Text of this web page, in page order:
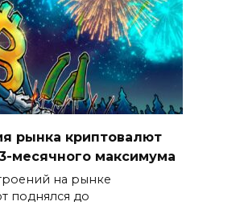
рынка криптовалют
месячного максимума
на рынке
поднялся до